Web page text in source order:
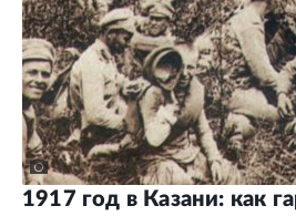
1917 год в Казани: как